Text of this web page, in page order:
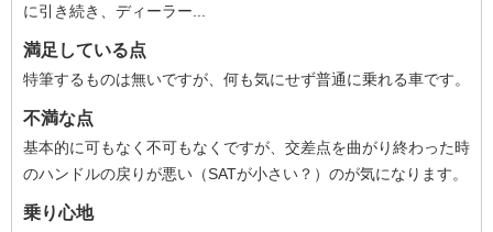
に引き続き、ディーラー...
満足している点
特筆するものは無いですが、何も気にせず普通に乗れる車です。
不満な点
基本的に可もなく不可もなくですが、交差点を曲がり終わった時
のハンドルの戻りが悪い（SATが小さい？）のが気になります。
乗り心地